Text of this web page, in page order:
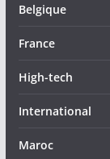
Belgique
France
High-tech
International
Maroc